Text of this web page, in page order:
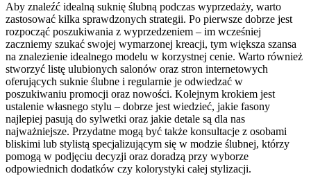
Aby znaleźć idealną suknię ślubną podczas wyprzedaży, warto
zastosować kilka sprawdzonych strategii. Po pierwsze dobrze jest
rozpocząć poszukiwania z wyprzedzeniem – im wcześniej
zaczniemy szukać swojej wymarzonej kreacji, tym większa szansa
na znalezienie idealnego modelu w korzystnej cenie. Warto również
stworzyć listę ulubionych salonów oraz stron internetowych
oferujących suknie ślubne i regularnie je odwiedzać w
poszukiwaniu promocji oraz nowości. Kolejnym krokiem jest
ustalenie własnego stylu – dobrze jest wiedzieć, jakie fasony
najlepiej pasują do sylwetki oraz jakie detale są dla nas
najważniejsze. Przydatne mogą być także konsultacje z osobami
bliskimi lub stylistą specjalizującym się w modzie ślubnej, którzy
pomogą w podjęciu decyzji oraz doradzą przy wyborze
odpowiednich dodatków czy kolorystyki całej stylizacji.